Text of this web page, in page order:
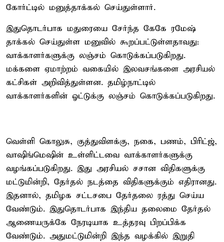
கோர்ட்டில் மனுத்தாக்கல் செய்துள்ளார்.
இதுதொடர்பாக மதுரையை சேர்ந்த கேகே ரமேஷ்
தாக்கல் செய்துள்ள மனுவில் கூறப்பட்டுள்ளதாவது:
வாக்காளர்களுக்கு லஞ்சம் கொடுக்கப்படுகிறது.
மக்களை ஏமாற்றம் வகையில் இலவசங்களை அரசியல்
கட்சிகள் அறிவித்துள்ளன. தமிழ்நாட்டில்
வாக்காளர்களின் ஓட்டுக்கு லஞ்சம் கொடுக்கப்படுகிறது.
வெள்ளி கொலுசு, குத்துவிளக்கு, நகை, பணம், பிரிட்ஜ்,
வாஷிங்மெஷின் உள்ளிட்டவை வாக்காளர்களுக்கு
வழங்கப்படுகிறது. இது அரசியல் சசான விதிகளுக்கு
மட்டுமின்றி, தேர்தல் நடத்தை விதிகளுக்கும் எதிரானது.
இதனால், தமிழக சட்டசபை தேர்தலை ரத்து செய்ய
வேண்டும். இதுதொடர்பாக இந்திய தலைமை தேர்தல்
ஆணையருக்கே நேரடியாக உத்தரவு பிறப்பிக்க
வேண்டும். அதுமட்டுமின்றி இந்த வழக்கில் இறுதி